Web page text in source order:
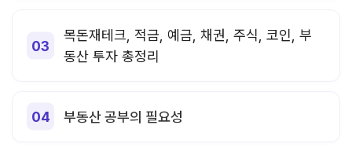
목돈재테크, 적금, 예금, 채권, 주식, 코인, 부
동산 투자 총정리
부동산 공부의 필요성